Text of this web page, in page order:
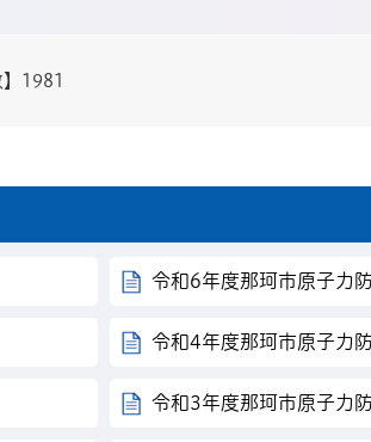
1981
令和6年度那珂市原子力
令和4年度那珂市原子力
令和3年度那珂市原子力